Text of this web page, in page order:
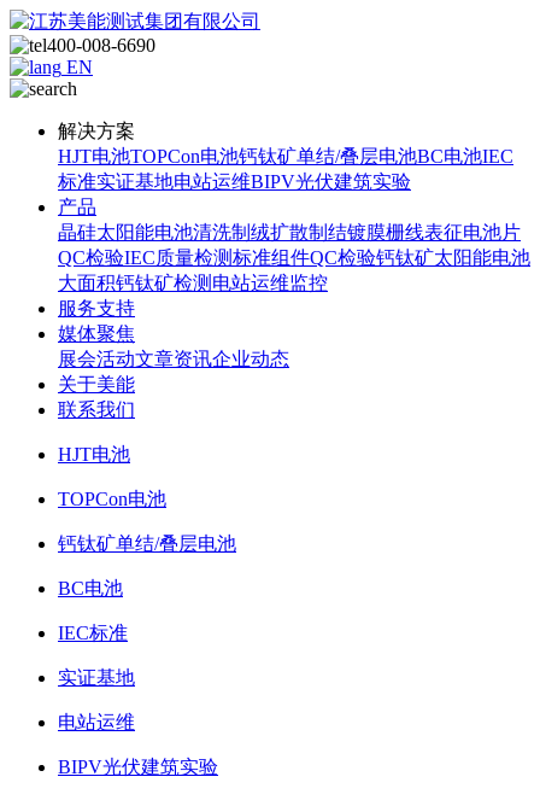
400-008-6690
EN
解决方案
HJT电池TOPCon电池钙钛矿单结/叠层电池BC电池IEC
标准实证基地电站运维BIPV光伏建筑实验
产品
晶硅太阳能电池清洗制绒扩散制结镀膜栅线表征电池片
QC检验IEC质量检测标准组件QC检验钙钛矿太阳能电池
大面积钙钛矿检测 电站运维监控
服务支持
媒体聚焦
展会活动文章资讯企业动态
关于美能
联系我们
HJT电池
TOPCon电池
钙钛矿单结/叠层电池
BC电池
IEC标准
实证基地
电站运维
BIPV光伏建筑实验